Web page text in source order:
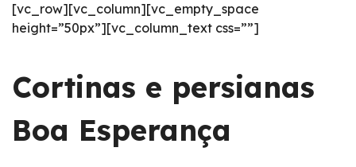
[vc_row][vc_column][vc_empty_space
height=”50px”][vc_column_text css=””]
Cortinas e persianas
Boa Esperança